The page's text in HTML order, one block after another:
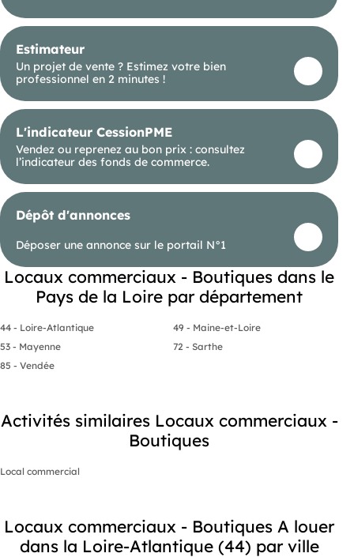
- Loyer annuel : 4400 € HT
- Charges annuelles : 600 € NET
1 100,00 € HT)
Estimateur
Un projet de vente ? Estimez votre bien
professionnel en 2 minutes !
L'indicateur CessionPME
Vendez ou reprenez au bon prix : consultez
l’indicateur des fonds de commerce.
Dépôt d'annonces
Déposer une annonce sur le portail N°1
Locaux commerciaux - Boutiques dans le
Pays de la Loire par département
44 - Loire-Atlantique
49 - Maine-et-Loire
53 - Mayenne
72 - Sarthe
85 - Vendée
Activités similaires Locaux commerciaux -
Boutiques
Local commercial
Locaux commerciaux - Boutiques A louer
dans la Loire-Atlantique (44) par ville